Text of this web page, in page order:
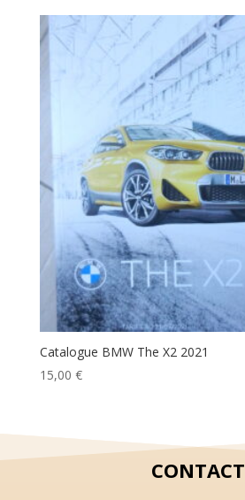
Catalogue BMW The X2 2021
15,00 €
CONTACT